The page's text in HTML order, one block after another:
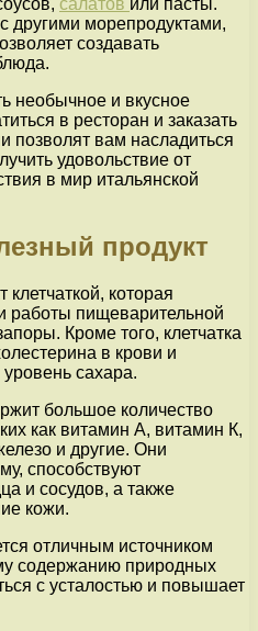
салатов или пасты.
другими морепродуктами,
создавать
необычное и вкусное
в ресторан и заказать
позволят вам насладиться
удовольствие от
в мир итальянской
продукт
которая
работы пищеварительной
Кроме того, клетчатка
в крови и
сахара.
большое количество
как витамин А, витамин К,
и другие. Они
способствуют
и сосудов, а также
кожи.
отличным источником
содержанию природных
с усталостью и повышает